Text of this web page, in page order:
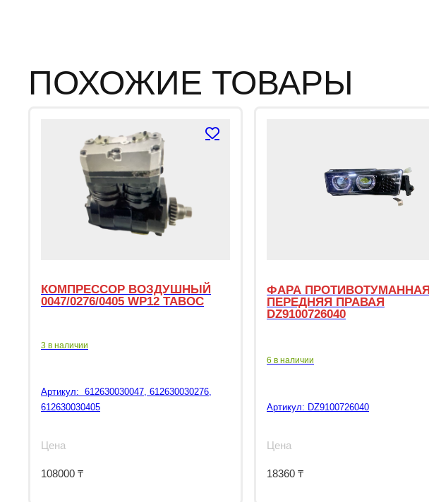
ПОХОЖИЕ ТОВАРЫ
КОМПРЕССОР ВОЗДУШНЫЙ
0047/0276/0405 WP12 TABOC
3 в наличии
Артикул: 612630030047, 612630030276,
612630030405
Цена
108000 ₸
ФАРА ПРОТИВОТУМАННАЯ
ПЕРЕДНЯЯ ПРАВАЯ
DZ9100726040
6 в наличии
Артикул: DZ9100726040
Цена
18360 ₸